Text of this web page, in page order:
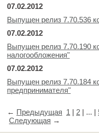
07.02.2012
Выпущен релиз 7.70.536
07.02.2012
Выпущен релиз 7.70.190
налогообложения"
07.02.2012
Выпущен релиз 7.70.184
предпринимателя"
← Предыдущая 1 | 2 | ... |
Следующая →